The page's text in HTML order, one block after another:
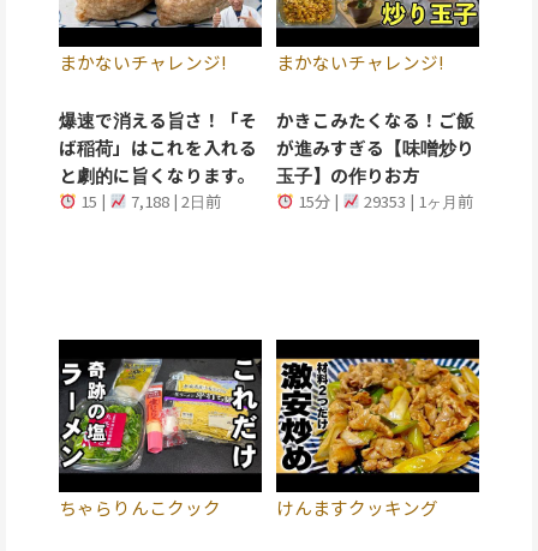
まかないチャレンジ!
爆速で消える旨さ！「そ
ば稲荷」はこれを入れる
と劇的に旨くなります。
15 | 7,188 | 2日前
まかないチャレンジ!
かきこみたくなる！ご飯
が進みすぎる【味噌炒り
玉子】の作りお方
15分 | 29353 | 1ヶ月前
ちゃらりんこクック けんますクッキング